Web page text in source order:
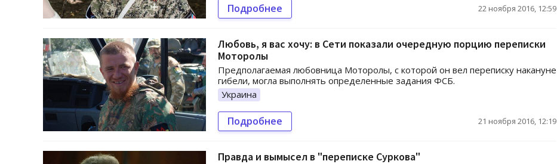
Подробнее 22 ноября 2016, 12:59
Любовь, я вас хочу: в Сети показали очередную порцию переписки
Моторолы
Предполагаемая любовница Моторолы, с которой он вел переписку накануне
гибели, могла выполнять определенные задания ФСБ.
Украина
Подробнее 21 ноября 2016, 12:19
Правда и вымысел в "переписке Суркова"